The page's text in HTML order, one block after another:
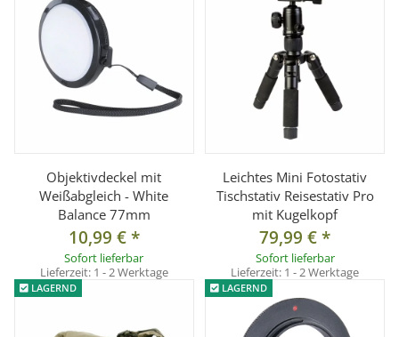
Objektivdeckel mit
Weißabgleich - White
Balance 77mm
10,99 €*
Sofort lieferbar
Lieferzeit: 1 - 2 Werktage
Leichtes Mini Fotostativ
Tischstativ Reisestativ Pro
mit Kugelkopf
79,99 €*
Sofort lieferbar
Lieferzeit: 1 - 2 Werktage
LAGERND LAGERND